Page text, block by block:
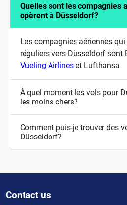
Quelles sont les compagnies
opèrent à Düsseldorf?
Les compagnies aériennes
réguliers vers Düsseldorf sont
Vueling Airlines et Lufthansa
À quel moment les vols pour
les moins chers?
Comment puis-je trouver des
Düsseldorf?
Contact us